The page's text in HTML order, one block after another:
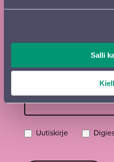
Salli
Sukunimi*
Kadunnimi, postinumero
Uutiskirje